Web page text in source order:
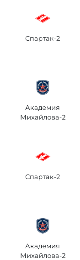
Спартак-2
Академия
Михайлова-2
Спартак-2
Академия
Михайлова-2